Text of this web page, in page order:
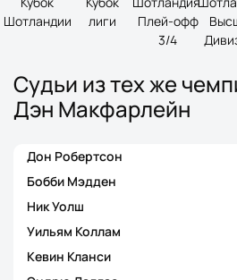
Шотландии
лиги
Плей-офф
3/4
Судьи из тех же
Дэн Макфарлейн
Дон Робертсон
Бобби Мэдден
Ник Уолш
Уильям Коллам
Кевин Кланси